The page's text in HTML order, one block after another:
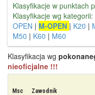
Klasyfikacje w punktach
Klasyfikacje wg kategorii:
OPEN | M-OPEN | K20 |
M50 | K60 | M60
Klasyfikacja wg
nieoficjalne !!!
Msc Zawodnik